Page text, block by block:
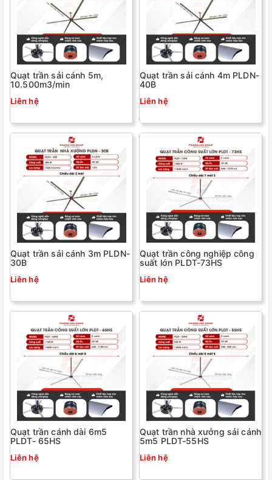
Quạt trần sải cánh 5m,
10.500m3/min
Liên hệ
Quạt trần sải cánh 4m PLDN-
40B
Liên hệ
Quạt trần sải cánh 3m PLDN-
30B
Liên hệ
Quạt trần công nghiệp công
suất lớn PLDT-73HS
Liên hệ
Quạt trần cánh dài 6m5
PLDT- 65HS
Liên hệ
Quạt trần nhà xưởng sải cánh
5m5 PLDT-55HS
Liên hệ